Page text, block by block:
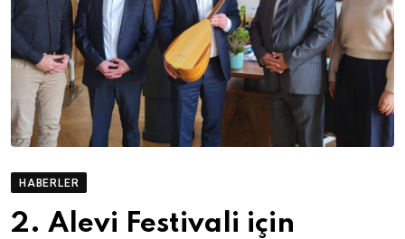
HABERLER
2. Alevi Festivali için